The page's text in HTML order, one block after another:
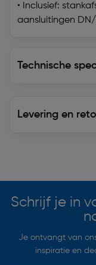
• Inclusief:
aansluitingen DN/
Technische
Levering en
Schrijf je in
Je ontvangt van
inspiratie en